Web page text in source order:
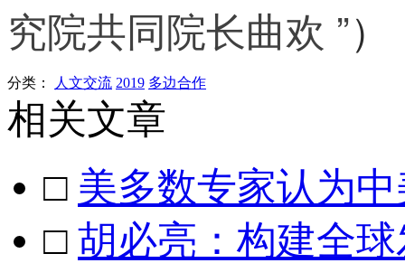
究院共同院长曲欢 ”）
分类： 人文交流 2019 多边合作
相关文章
□ 美多数专家认为
□ 胡必亮：构建全